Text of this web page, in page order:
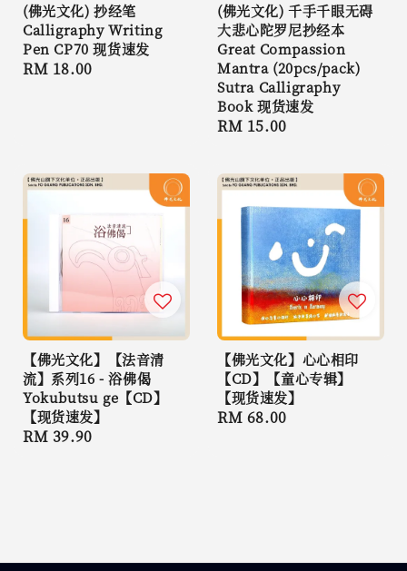
(佛光文化) 抄经笔
Calligraphy Writing
Pen CP70 现货速发
Regular
RM 18.00
(佛光文化) 千手千眼无碍
大悲心陀罗尼抄经本
Great Compassion
Mantra (20pcs/pack)
Sutra Calligraphy
Book 现货速发
Regular
RM 15.00
【佛光文化】【法音清
流】系列16 - 浴佛偈
Yokubutsu ge【CD】
【现货速发】
Regular
RM 39.90
【佛光文化】心心相印
【CD】【童心专辑】
【现货速发】
Regular
RM 68.00